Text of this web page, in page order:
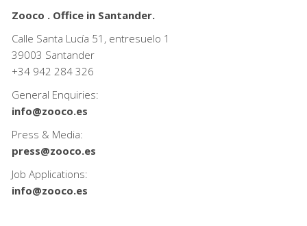
Zooco . Office in Santander.
Calle Santa Lucía 51, entresuelo 1
39003 Santander
+34 942 284 326
General Enquiries:
info@zooco.es
Press & Media:
press@zooco.es
Job Applications:
info@zooco.es